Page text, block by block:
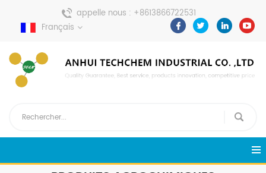
appelle nous : +8613866722531
envoyer un message :
pweiping@techemi.com
Français